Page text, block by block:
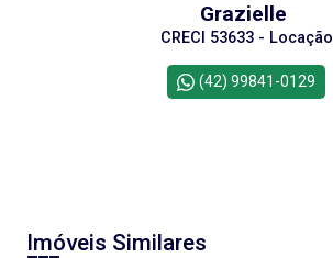
Grazielle
CRECI 53633 - Locação
(42) 99841-0129
Imóveis Similares